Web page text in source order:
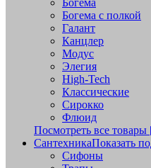
Богема
Богема с полкой
Галант
Канцлер
Модус
Элегия
High-Tech
Классические
Сирокко
Флюид
Посмотреть все товары
СантехникаПоказать
Сифоны